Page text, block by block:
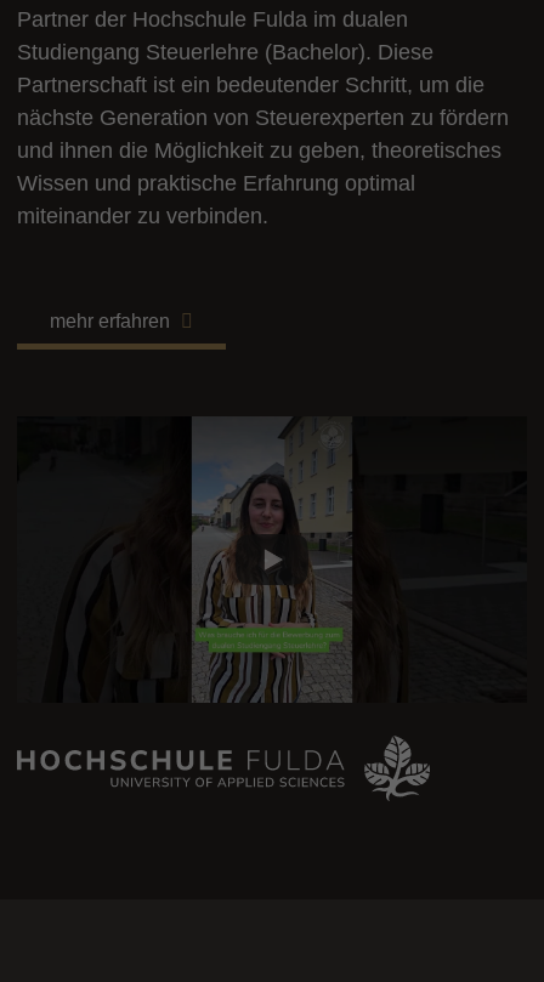
Partner der Hochschule Fulda im dualen
Studiengang Steuerlehre (Bachelor). Diese
Partnerschaft ist ein bedeutender Schritt, um die
nächste Generation von Steuerexperten zu fördern
und ihnen die Möglichkeit zu geben, theoretisches
Wissen und praktische Erfahrung optimal
miteinander zu verbinden.
mehr erfahren